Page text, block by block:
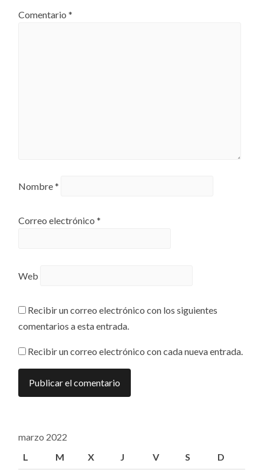
Comentario*
Nombre*
Correo electrónico*
Web
Recibir un correo electrónico con los siguientes
comentarios a esta entrada.
Recibir un correo electrónico con cada nueva entrada.
marzo 2022
L
M X J V S D